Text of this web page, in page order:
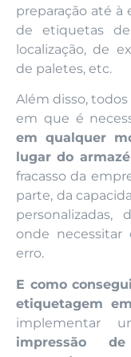
preparação até à
de etiquetas
localização, de
de paletes, etc.
Além disso,
em que é
em qualquer
lugar do
fracasso da
parte, da
onde
erro.
E como
etiquetagem
implementar
impressão